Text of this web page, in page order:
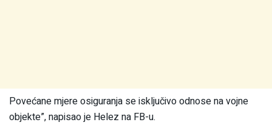
Povećane mjere osiguranja se isključivo odnose na vojne
objekte”, napisao je Helez na FB-u.